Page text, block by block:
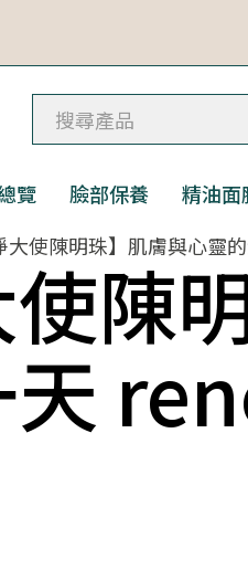
覽 臉部保養 精油面
大使陳明珠】肌膚與心靈
使陳